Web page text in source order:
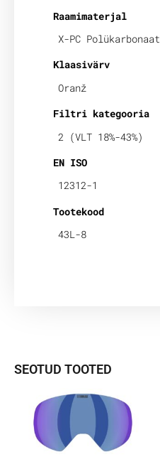
Raamimaterjal
X-PC Polükarbonaat
Klaasivärv
Oranž
Filtri kategooria
2 (VLT 18%-43%)
EN ISO
12312-1
Tootekood
43L-8
SEOTUD TOOTED